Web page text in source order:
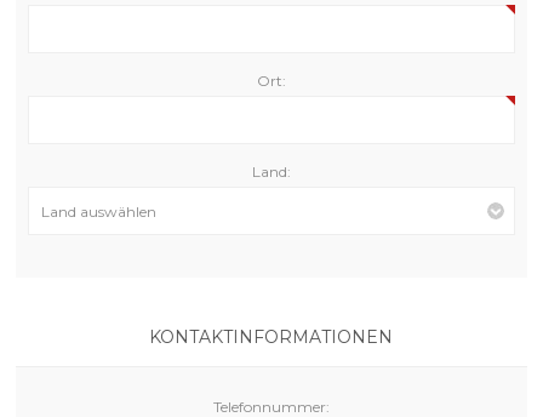
Ort:
Land:
KONTAKTINFORMATIONEN
Telefonnummer: